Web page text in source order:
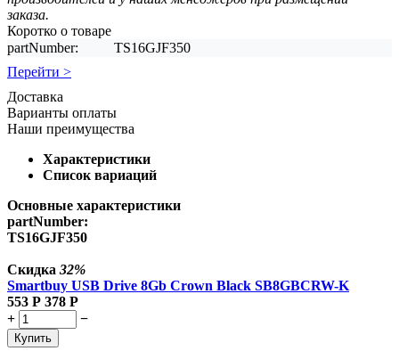
заказа.
Коротко о товаре
partNumber:
TS16GJF350
Перейти >
Доставка
Варианты оплаты
Наши преимущества
Характеристики
Список вариаций
Основные характеристики
partNumber:
TS16GJF350
Скидка 32%
Smartbuy USB Drive 8Gb Crown Black SB8GBCRW-K
553 Р 378 Р
+
−
Купить